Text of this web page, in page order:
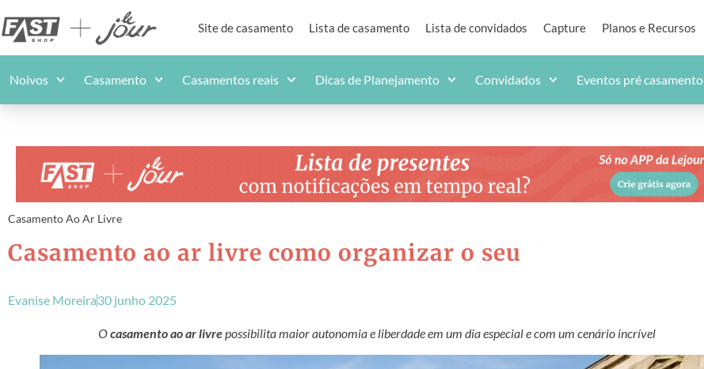
Site de casamento Lista de casamento Lista de convidados Capture Planos e Recursos
Noivos Casamento Casamentos reais Dicas de Planejamento Convidados Eventos pré casamento
Casamento Ao Ar Livre
Casamento ao ar livre como organizar o seu
Evanise Moreira30 junho 2025
Ocasamento ao ar livrepossibilita maior autonomia e liberdade em um dia especial e com um cenário incrível